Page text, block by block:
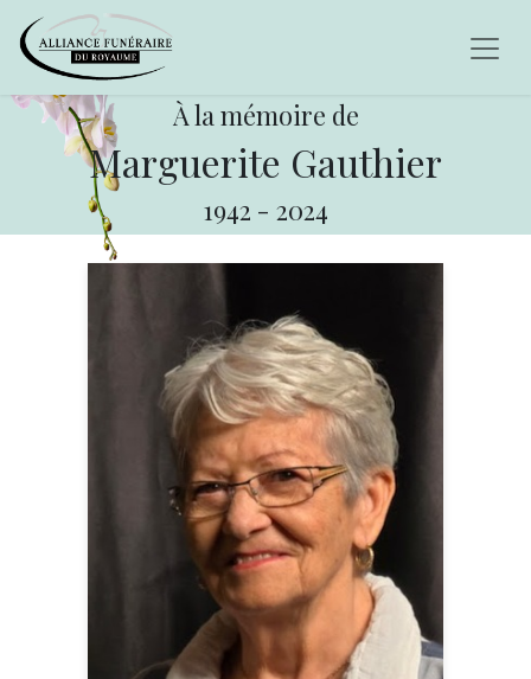
À la mémoire de
Marguerite Gauthier
1942 - 2024